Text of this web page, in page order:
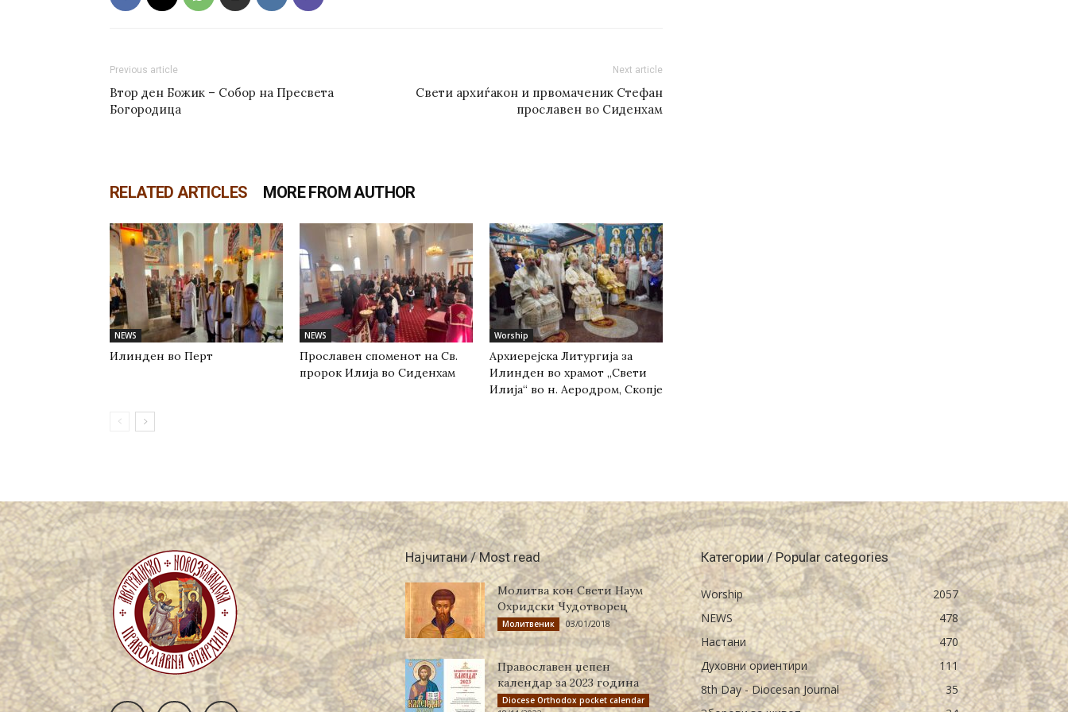
Previous article
Втор ден Божик – Собор на Пресвета
Богородица
Next article
Свети архиѓакон и првомаченик Стефан
прославен во Сиденхам
RELATED ARTICLES MORE FROM AUTHOR
NEWS
Илинден во Перт
NEWS
Прославен споменот на Св.
пророк Илија во Сиденхам
Worship
Архиерејска Литургија за
Илинден во храмот „Свети
Илија“ во н. Аеродром, Скопје
Најчитани / Most read
Молитва кон Свети Наум
Охридски Чудотворец
Молитвеник 03/01/2018
Православен џепен
календар за 2023 година
Diocese Orthodox pocket calendar
Категории / Popular categories
Worship
2057
NEWS
478
Настани
470
Духовни ориентири
111
8th Day - Diocesan Journal
35